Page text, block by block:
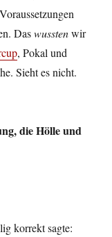
Daswusstenwir
, Pokal und
Sieht es nicht.
die Hölle und
korrekt sagte: